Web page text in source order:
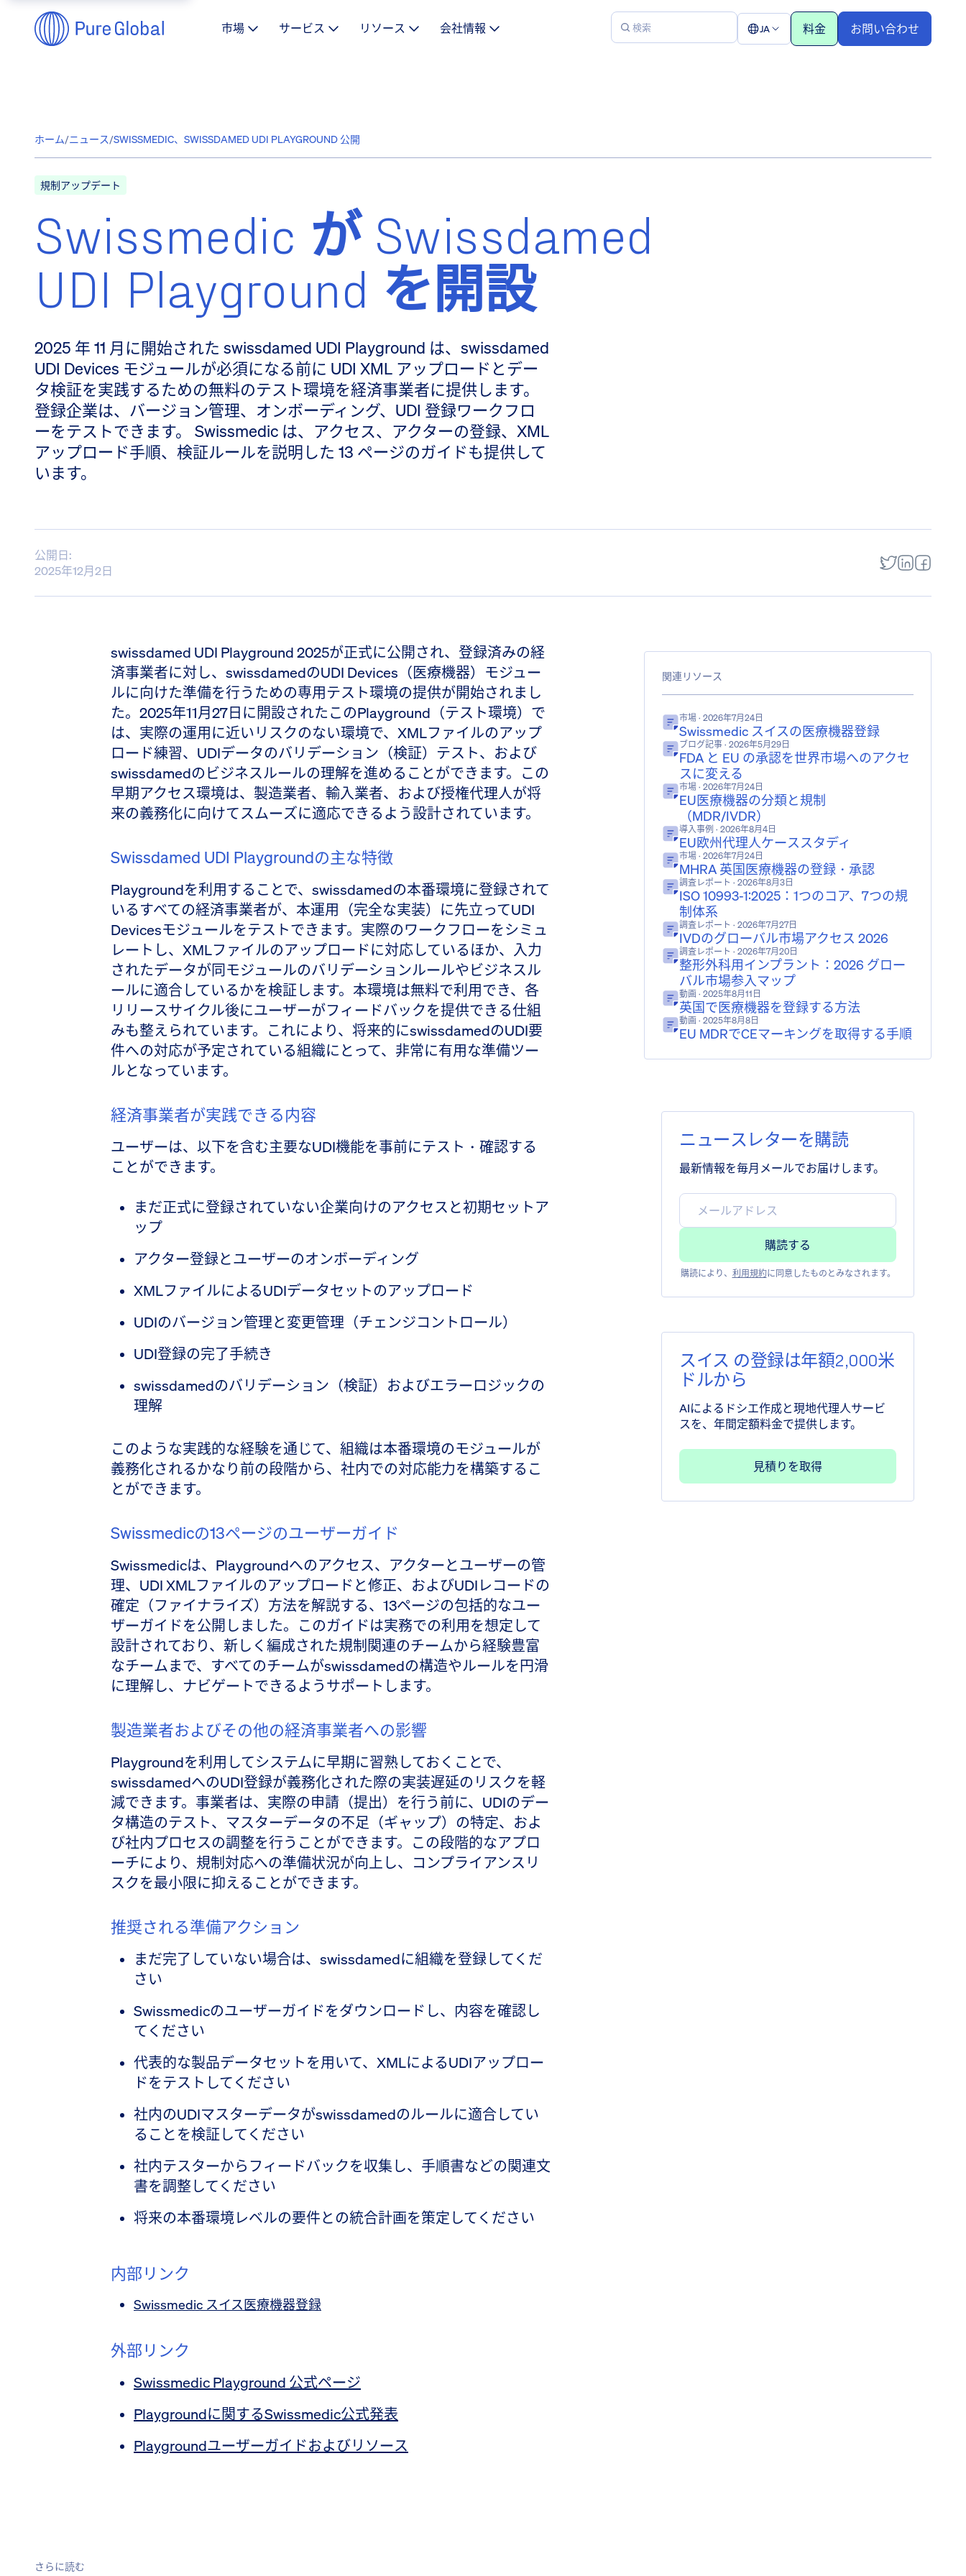
市場 サービス リソース 会社情報 JA 料金 お問い合わせ
ホーム/ニュース/SWISSMEDIC、SWISSDAMED UDI PLAYGROUND 公開
規制アップデート
Swissmedic が Swissdamed
UDI Playground を開設
2025 年 11 月に開始された swissdamed UDI Playground は、swissdamed
UDI Devices モジュールが必須になる前に UDI XML アップロードとデー
タ検証を実践するための無料のテスト環境を経済事業者に提供します。
登録企業は、バージョン管理、オンボーディング、UDI 登録ワークフロ
ーをテストできます。 Swissmedic は、アクセス、アクターの登録、XML
アップロード手順、検証ルールを説明した 13 ページのガイドも提供して
います。
公開日:
2025年12月2日
swissdamed UDI Playground 2025が正式に公開され、登録済みの経
済事業者に対し、swissdamedのUDI Devices（医療機器）モジュー
ルに向けた準備を行うための専用テスト環境の提供が開始されまし
た。2025年11月27日に開設されたこのPlayground（テスト環境）で
は、実際の運用に近いリスクのない環境で、XMLファイルのアップ
ロード練習、UDIデータのバリデーション（検証）テスト、および
swissdamedのビジネスルールの理解を進めることができます。この
早期アクセス環境は、製造業者、輸入業者、および授権代理人が将
来の義務化に向けてスムーズに適応できるよう設計されています。
Swissdamed UDI Playgroundの主な特徴
Playgroundを利用することで、swissdamedの本番環境に登録されて
いるすべての経済事業者が、本運用（完全な実装）に先立ってUDI
Devicesモジュールをテストできます。実際のワークフローをシミュ
レートし、XMLファイルのアップロードに対応しているほか、入力
されたデータが同モジュールのバリデーションルールやビジネスル
ールに適合しているかを検証します。本環境は無料で利用でき、各
リリースサイクル後にユーザーがフィードバックを提供できる仕組
みも整えられています。これにより、将来的にswissdamedのUDI要
件への対応が予定されている組織にとって、非常に有用な準備ツー
ルとなっています。
経済事業者が実践できる内容
ユーザーは、以下を含む主要なUDI機能を事前にテスト・確認する
ことができます。
まだ正式に登録されていない企業向けのアクセスと初期セットア
ップ
アクター登録とユーザーのオンボーディング
XMLファイルによるUDIデータセットのアップロード
UDIのバージョン管理と変更管理（チェンジコントロール）
UDI登録の完了手続き
swissdamedのバリデーション（検証）およびエラーロジックの
理解
このような実践的な経験を通じて、組織は本番環境のモジュールが
義務化されるかなり前の段階から、社内での対応能力を構築するこ
とができます。
Swissmedicの13ページのユーザーガイド
Swissmedicは、Playgroundへのアクセス、アクターとユーザーの管
理、UDI XMLファイルのアップロードと修正、およびUDIレコードの
確定（ファイナライズ）方法を解説する、13ページの包括的なユー
ザーガイドを公開しました。このガイドは実務での利用を想定して
設計されており、新しく編成された規制関連のチームから経験豊富
なチームまで、すべてのチームがswissdamedの構造やルールを円滑
に理解し、ナビゲートできるようサポートします。
製造業者およびその他の経済事業者への影響
Playgroundを利用してシステムに早期に習熟しておくことで、
swissdamedへのUDI登録が義務化された際の実装遅延のリスクを軽
減できます。事業者は、実際の申請（提出）を行う前に、UDIのデー
タ構造のテスト、マスターデータの不足（ギャップ）の特定、およ
び社内プロセスの調整を行うことができます。この段階的なアプロ
ーチにより、規制対応への準備状況が向上し、コンプライアンスリ
スクを最小限に抑えることができます。
推奨される準備アクション
まだ完了していない場合は、swissdamedに組織を登録してくだ
さい
Swissmedicのユーザーガイドをダウンロードし、内容を確認し
てください
代表的な製品データセットを用いて、XMLによるUDIアップロー
ドをテストしてください
社内のUDIマスターデータがswissdamedのルールに適合してい
ることを検証してください
社内テスターからフィードバックを収集し、手順書などの関連文
書を調整してください
将来の本番環境レベルの要件との統合計画を策定してください
内部リンク
Swissmedic スイス医療機器登録
外部リンク
Swissmedic Playground 公式ページ
Playgroundに関するSwissmedic公式発表
Playgroundユーザーガイドおよびリソース
関連リソース
市場 · 2026年7月24日
Swissmedic スイスの医療機器登録
ブログ記事 · 2026年5月29日
FDA と EU の承認を世界市場へのアクセ
スに変える
市場 · 2026年7月24日
EU医療機器の分類と規制
（MDR/IVDR）
導入事例 · 2026年8月4日
EU欧州代理人ケーススタディ
市場 · 2026年7月24日
MHRA 英国医療機器の登録・承認
調査レポート · 2026年8月3日
ISO 10993-1:2025：1つのコア、7つの規
制体系
調査レポート · 2026年7月27日
IVDのグローバル市場アクセス 2026
調査レポート · 2026年7月20日
整形外科用インプラント：2026 グロー
バル市場参入マップ
動画 · 2025年8月11日
英国で医療機器を登録する方法
動画 · 2025年8月8日
EU MDRでCEマーキングを取得する手順
ニュースレターを購読
最新情報を毎月メールでお届けします。
購読により、 利用規約に同意したものとみなされます。
スイス の登録は年額2,000米
ドルから
AIによるドシエ作成と現地代理人サービ
スを、年間定額料金で提供します。
見積りを取得
さらに読む